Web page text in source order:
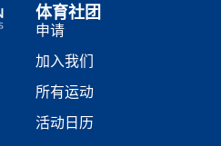
体育社团
申请
加入我们
所有运动
活动日历